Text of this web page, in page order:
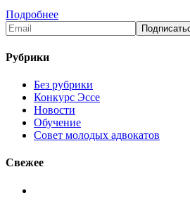
Подробнее
Рубрики
Без рубрики
Конкурс Эссе
Новости
Обучение
Совет молодых адвокатов
Свежее